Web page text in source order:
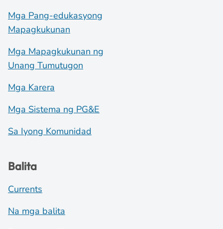
Mga Pang-edukasyong
Mapagkukunan
Mga Mapagkukunan ng
Unang Tumutugon
Mga Karera
Mga Sistema ng PG&E
Sa Iyong Komunidad
Balita
Currents
Na mga balita